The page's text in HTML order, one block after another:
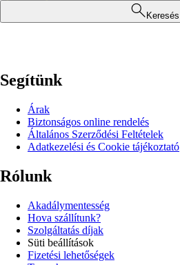
Keresés
Segítünk
Árak
Biztonságos online rendelés
Általános Szerződési Feltételek
Adatkezelési és Cookie tájékoztató
Rólunk
Akadálymentesség
Hova szállítunk?
Szolgáltatás díjak
Süti beállítások
Fizetési lehetőségek